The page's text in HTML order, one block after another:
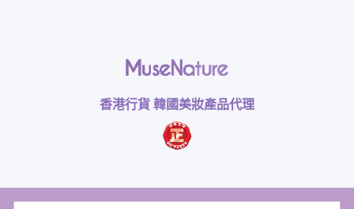
香港行貨 韓國美妝產品代理